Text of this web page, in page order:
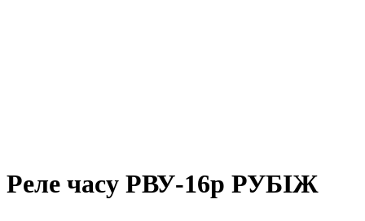
Реле часу РВУ-16р РУБІЖ